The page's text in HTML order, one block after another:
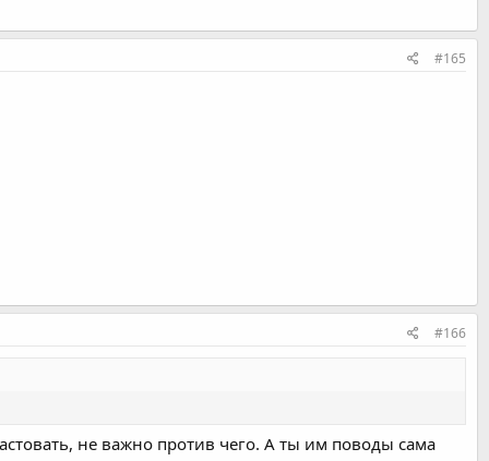
#165
#166
не важно против чего. А ты им поводы сама